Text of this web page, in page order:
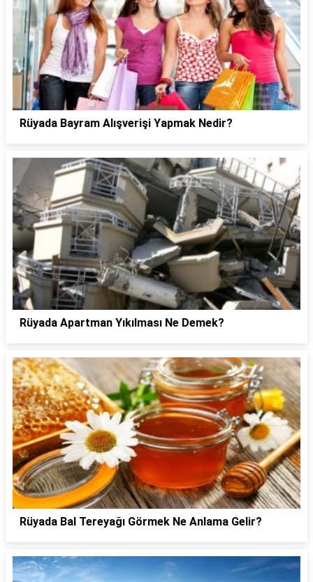
Rüyada Bayram Alışverişi Yapmak Nedir?
Rüyada Apartman Yıkılması Ne Demek?
Rüyada Bal Tereyağı Görmek Ne Anlama Gelir?